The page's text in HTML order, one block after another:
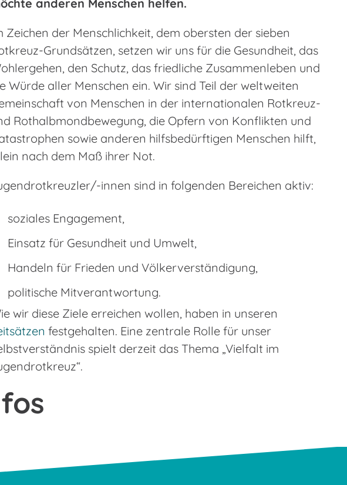
anderen Menschen helfen.
Zeichen der Menschlichkeit, dem obersten der sieben
Grundsätzen, setzen wir uns für die Gesundheit, das
den Schutz, das friedliche Zusammenleben und
Würde aller Menschen ein. Wir sind Teil der weltweiten
von Menschen in der internationalen Rotkreuz-
Rothalbmondbewegung, die Opfern von Konflikten und
sowie anderen hilfsbedürftigen Menschen hilft,
nach dem Maß ihrer Not.
innen sind in folgenden Bereichen aktiv:
soziales Engagement,
Einsatz für Gesundheit und Umwelt,
Handeln für Frieden und Völkerverständigung,
politische Mitverantwortung.
wir diese Ziele erreichen wollen, haben in unseren
festgehalten. Eine zentrale Rolle für unser
spielt derzeit das Thema „Vielfalt im